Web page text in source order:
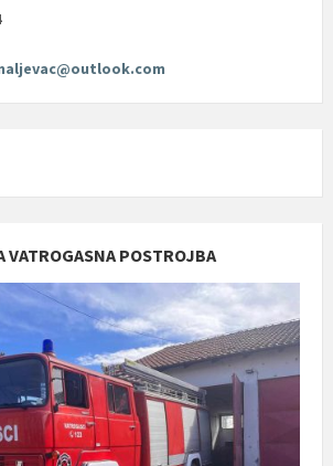
VATROGASNA POSTROJBA